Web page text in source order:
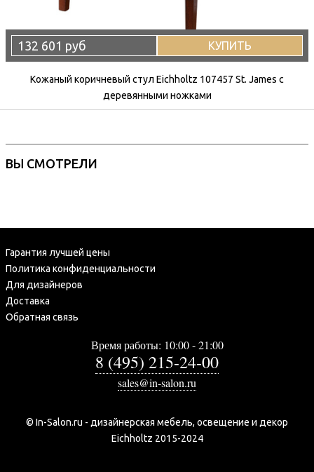
132 601 руб КУПИТЬ
Кожаный коричневый стул Eichholtz 107457 St. James с
деревянными ножками
ВЫ СМОТРЕЛИ
Гарантия лучшей цены
Политика конфиденциальности
Для дизайнеров
Доставка
Обратная связь
Время работы: 10:00 - 21:00
8 (495) 215-24-00
sales@in-salon.ru
© In-Salon.ru - дизайнерская мебель, освещение и декор
Eichholtz 2015-2024